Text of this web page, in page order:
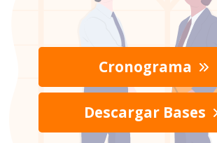
Cronograma
Descargar Bases